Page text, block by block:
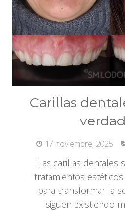
Carillas
17 noviembre, 2025
Las carillas dentales
tratamientos
para transformar la
siguen existiendo